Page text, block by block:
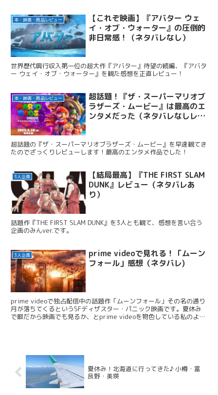
本・映画・商品レビュー
【これぞ映画】『アバター ウェ
イ・オブ・ウォーター』の圧倒的
非日常感！（ネタバレなし）
世界歴代興行収入第一位の超大作『アバター』待望の続編、『アバタ
ー ウェイ・オブ・ウォーター』を観た感想を正直レビュー！
本・映画・商品レビュー
超話題！『ザ・スーパーマリオブ
ラザーズ・ムービー』は最高のエ
ンタメだった（ネタバレなしレビ
超話題の『ザ・スーパーマリオブラザーズ・ムービー』を早速観てき
たのでざっくりレビューします！最高のエンタメ作品でした！
3人企画
【結局最高】『THE FIRST SLAM
DUNK』レビュー（ネタバレあ
り）
話題作『THE FIRST SLAM DUNK』を3人とも観て、感想を言い合う
企画のみんver.です。
3人企画
prime videoで見れる！「ムーン
フォール」感想（ネタバレ)
prime videoで独占配信中の話題作「ムーンフォール」その名の通り
月が落ちてくるというSFディザスター・パニック映画です。夏休み
で暇だから映画でも見るか、とprime videoを物色している私のよう
夏休み！北海道に行ってきた♪ 小樽・富
良野・美瑛